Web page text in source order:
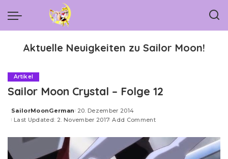
Aktuelle Neuigkeiten zu Sailor Moon!
Artikel
Sailor Moon Crystal – Folge 12
Posted
by
SailorMoonGerman 20. Dezember 2014
Last Updated: 2. November 2017 Add Comment